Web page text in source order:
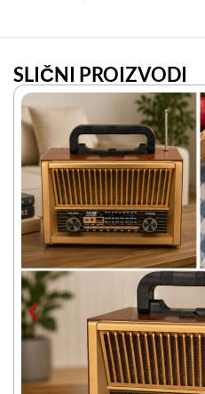
SLIČNI PROIZVODI